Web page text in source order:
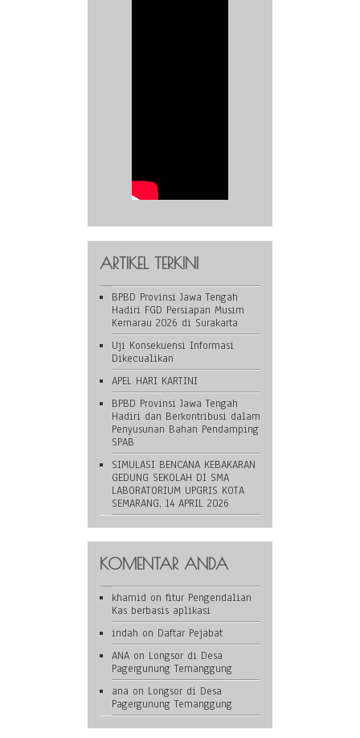
ARTIKEL TERKINI
BPBD Provinsi Jawa Tengah
Hadiri FGD Persiapan Musim
Kemarau 2026 di Surakarta
Uji Konsekuensi Informasi
Dikecualikan
APEL HARI KARTINI
BPBD Provinsi Jawa Tengah
Hadiri dan Berkontribusi dalam
Penyusunan Bahan Pendamping
SPAB
SIMULASI BENCANA KEBAKARAN
GEDUNG SEKOLAH DI SMA
LABORATORIUM UPGRIS KOTA
SEMARANG, 14 APRIL 2026
KOMENTAR ANDA
khamid on fitur Pengendalian
Kas berbasis aplikasi
indah on Daftar Pejabat
ANA on Longsor di Desa
Pagergunung Temanggung
ana on Longsor di Desa
Pagergunung Temanggung